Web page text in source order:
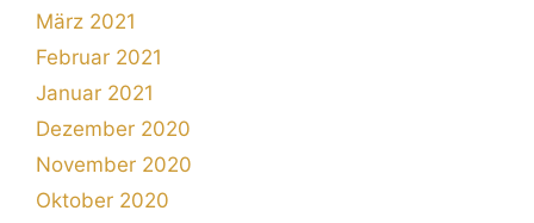
März 2021
Februar 2021
Januar 2021
Dezember 2020
November 2020
Oktober 2020